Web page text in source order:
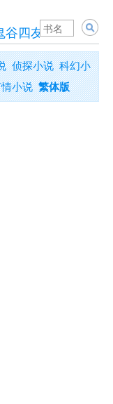
谷四友志
侦探小说 科幻小
小说 繁体版